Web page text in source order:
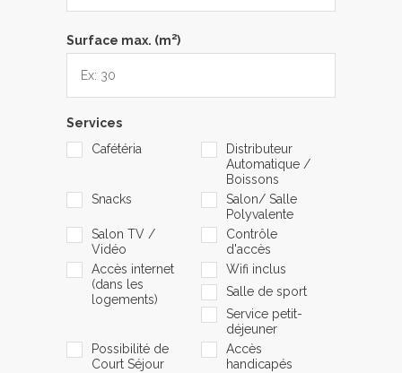
Surface max. (m2)
Services
Cafétéria
Distributeur
Automatique /
Boissons
Snacks
Salon/ Salle
Polyvalente
Salon TV /
Vidéo
Contrôle
d'accès
Accès internet
(dans les
logements)
Wifi inclus
Salle de sport
Service petit-
déjeuner
Possibilité de
Court Séjour
Accès
handicapés